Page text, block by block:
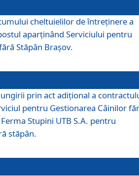
cheltuielilor de întreţinere a
aparţinând Serviciului pentru
Stăpân Braşov.
prin act adiţional a
pentru Gestionarea Câinilor
Stupini UTB S.A. pentru
stăpân.